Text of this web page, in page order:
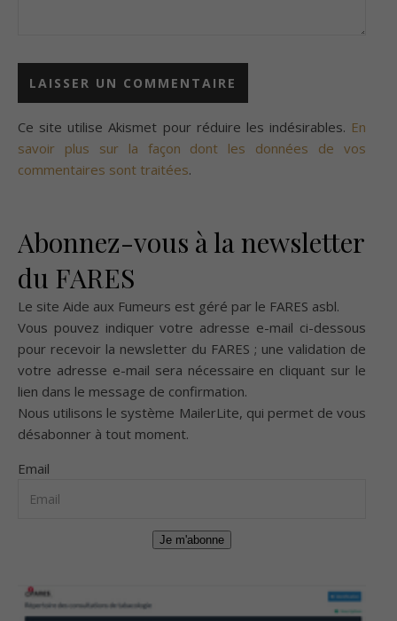
Ce site utilise Akismet pour réduire les indésirables. En
savoir plus sur la façon dont les données de vos
commentaires sont traitées.
Abonnez-vous à la newsletter
du FARES
Le site Aide aux Fumeurs est géré par le FARES asbl.
Vous pouvez indiquer votre adresse e-mail ci-dessous
pour recevoir la newsletter du FARES ; une validation de
votre adresse e-mail sera nécessaire en cliquant sur le
lien dans le message de confirmation.
Nous utilisons le système MailerLite, qui permet de vous
désabonner à tout moment.
Email
Je m'abonne